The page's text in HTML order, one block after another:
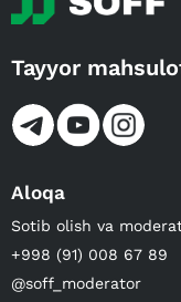
Tayyor
Aloqa
Sotib olish va
+998 (91) 008 67 89
@soff_moderator